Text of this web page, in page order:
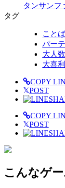
タンサンフ
タグ
こと
パー
大人数
大喜
COPY
𝕏POST
COPY
𝕏POST
こんなゲ